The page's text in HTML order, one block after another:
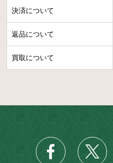
決済について
返品について
買取について